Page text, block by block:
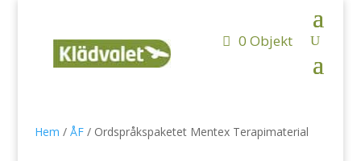
0 Objekt
Hem / ÅF/ Ordspråkspaketet Mentex Terapimaterial